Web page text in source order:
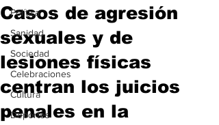
Política
Sanidad
Sociedad
Celebraciones
Cultura
Deportes
Casos de agresión
sexuales y de
lesiones físicas
centran los juicios
penales en la